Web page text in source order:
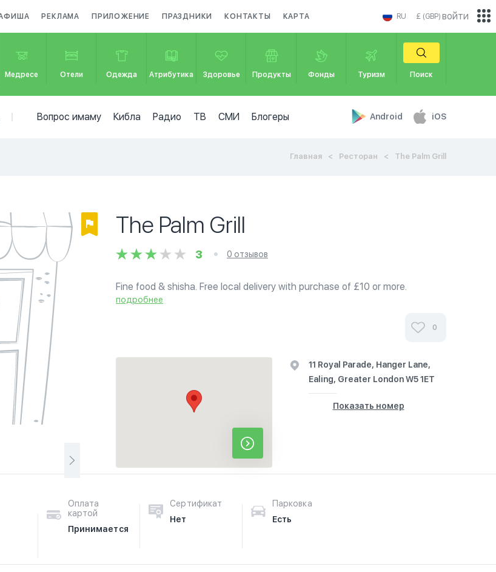
РЕКЛАМА ПРИЛОЖЕНИЕ ПРАЗДНИКИ КОНТАКТЫ КАРТА RU £ (GBP)
Медресе Отели Одежда Атрибутика Здоровье Продукты Фонды Туризм Поиск
Вопрос имаму Кибла Радио ТВ СМИ Блогеры Android iOS
войти
Главная Ресторан The Palm Grill
The Palm Grill
3 0 отзывов
Fine food & shisha. Free local delivery with purchase of £10 or more.
подробнее
0
11 Royal Parade, Hanger Lane,
Ealing, Greater London W5 1ET
Показать номер
Оплата
картой
Принимается
Сертификат
Нет
Парковка
Есть